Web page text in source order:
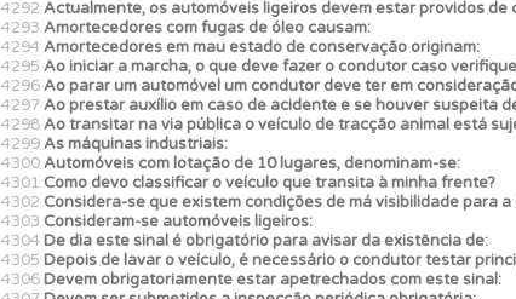
Questões As questões que usamos estão
Perfil Saiba no seu perfil se já está preparado para
Conta Crie uma conta para poder partilhar o seu
Questões Consulte aqui todas as questões que
4292 Actualmente, os automóveis ligeiros devem estar providos
4293 Amortecedores com fugas de óleo causam:
4294Amortecedores em mau estado de conservação originam:
4295 Ao iniciar a marcha, o que deve fazer o condutor caso
4296Ao parar um automóvel um condutor deve ter em
4297 Ao prestar auxílio em caso de acidente e se houver suspeita
4298Ao transitar na via pública o veículo de tracção animal está
4299As máquinas industriais:
4300Automóveis com lotação de 10 lugares, denominam-se:
4301 Como devo classificar o veículo que transita à minha frente?
4302 Considera-se que existem condições de má visibilidade para a
4303 Consideram-se automóveis ligeiros:
4304De dia este sinal é obrigatório para avisar da existência de:
4305 Depois de lavar o veículo, é necessário o condutor testar
4306Devem obrigatoriamente estar apetrechados com este sinal: